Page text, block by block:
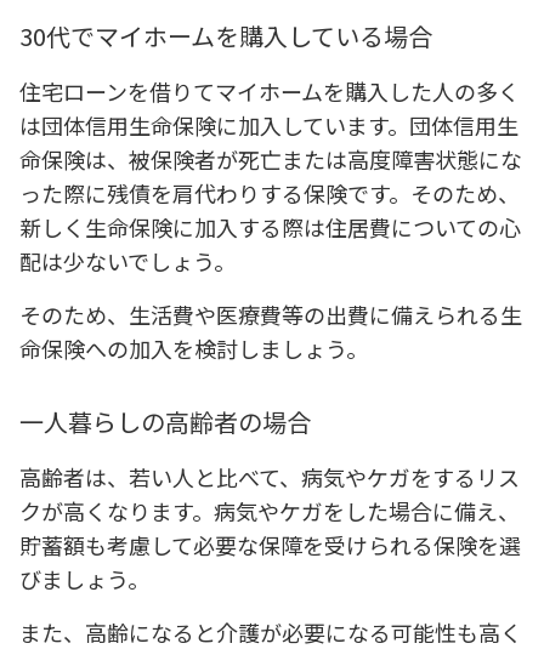
30代でマイホームを購入している場合
住宅ローンを借りてマイホームを購入した人の多く
は団体信用生命保険に加入しています。団体信用生
命保険は、被保険者が死亡または高度障害状態にな
った際に残債を肩代わりする保険です。そのため、
新しく生命保険に加入する際は住居費についての心
配は少ないでしょう。
そのため、生活費や医療費等の出費に備えられる生
命保険への加入を検討しましょう。
一人暮らしの高齢者の場合
高齢者は、若い人と比べて、病気やケガをするリス
クが高くなります。病気やケガをした場合に備え、
貯蓄額も考慮して必要な保障を受けられる保険を選
びましょう。
また、高齢になると介護が必要になる可能性も高く